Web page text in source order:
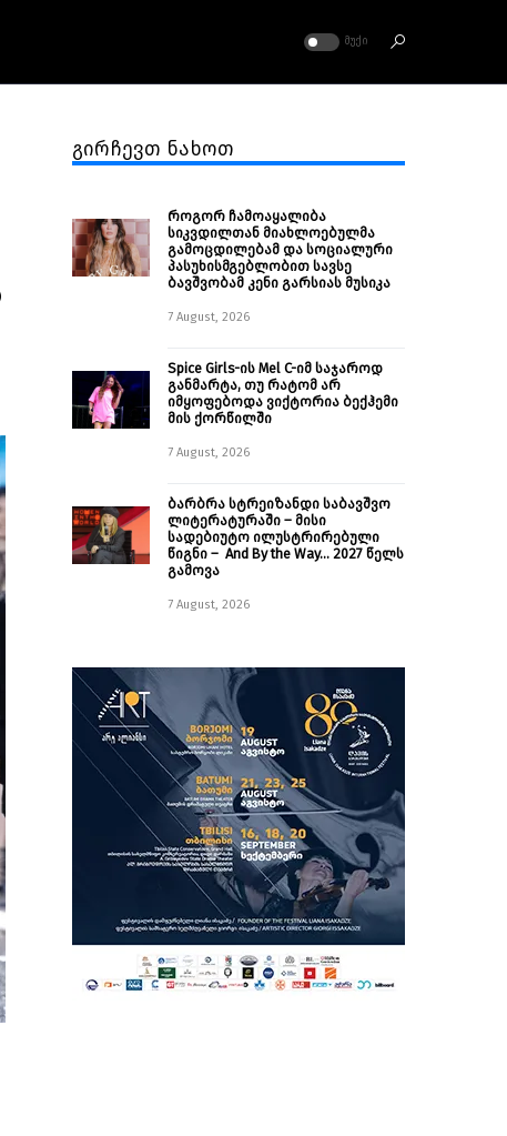
ᲛᲣᲥᲘ
გირჩევთ ნახოთ
როგორ ჩამოაყალიბა
სიკვდილთან მიახლოებულმა
გამოცდილებამ და სოციალური
პასუხისმგებლობით სავსე
ბავშვობამ კენი გარსიას მუსიკა
7 August, 2026
Spice Girls-ის Mel C-იმ საჯაროდ
განმარტა, თუ რატომ არ
იმყოფებოდა ვიქტორია ბექჰემი
მის ქორწილში
7 August, 2026
ბარბრა სტრეიზანდი საბავშვო
ლიტერატურაში – მისი
სადებიუტო ილუსტრირებული
წიგნი – And By the Way… 2027 წელს
გამოვა
7 August, 2026